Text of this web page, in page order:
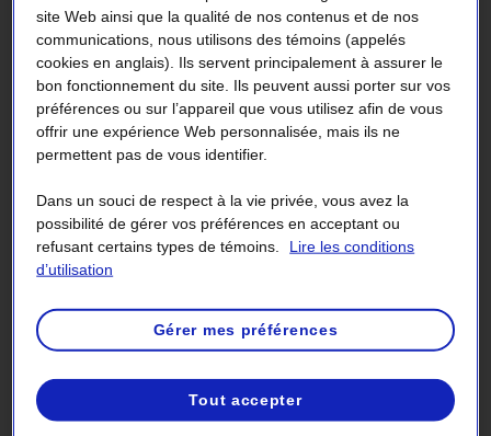
Les frais d’accès au réseau, exprimés encents par jour
selon le tarif applicable, correspondent à un montant fixe
que le client doit payer pour le service d’électricité.
Ils sont calculés à partir d’un montant établi sur une base
quotidienne, multiplié par le nombre de jours inclus dans
légèrement d’une facture à l’autre, selon le nombre de
jours inclus dans la période de consommation.
énergie
, exprimée en kilowattheures (kWh), est facturée
général, sans exception. Dans certains cas, un prix est
appliqué à une première tranche de kilowattheures, et un
site Web ainsi que la qualité de nos contenus et de nos
communications, nous utilisons des témoins (appelés
cookies en anglais). Ils servent principalement à assurer le
bon fonctionnement du site. Ils peuvent aussi porter sur vos
préférences ou sur l’appareil que vous utilisez afin de vous
offrir une expérience Web personnalisée, mais ils ne
permettent pas de vous identifier.
Dans un souci de respect à la vie privée, vous avez la
possibilité de gérer vos préférences en acceptant ou
refusant certains types de témoins.
Lire les conditions
d’utilisation
Gérer mes préférences
Tout accepter